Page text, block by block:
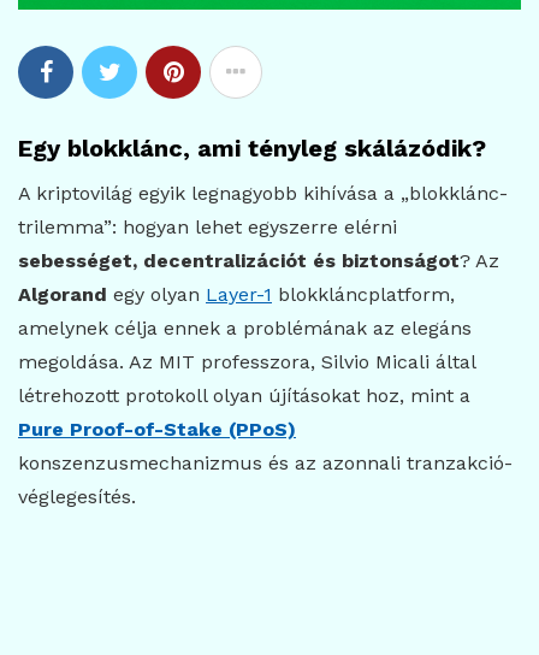
Egy blokklánc, ami tényleg skálázódik?
A kriptovilág egyik legnagyobb kihívása a „blokklánc-
trilemma”: hogyan lehet egyszerre elérni
sebességet, decentralizációt és biztonságot? Az
Algorand egy olyan Layer-1 blokkláncplatform,
amelynek célja ennek a problémának az elegáns
megoldása. Az MIT professzora, Silvio Micali által
létrehozott protokoll olyan újításokat hoz, mint a
Pure Proof-of-Stake (PPoS)
konszenzusmechanizmus és az azonnali tranzakció-
véglegesítés.